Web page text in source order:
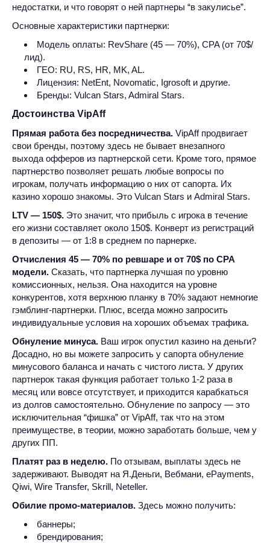
недостатки, и что говорят о ней партнеры “в закулисье”.
Основные характеристики партнерки:
Модель оплаты: RevShare (45 — 70%), СPA (от 70$/
лид).
ГЕО: RU, RS, HR, MK, AL.
Лицензия: NetEnt, Novomatic, Igrosoft и другие.
Бренды: Vulcan Stars, Admiral Stars.
Достоинства VipAff
Прямая работа без посредничества. VipAff продвигает
свои бренды, поэтому здесь не бывает внезапного
выхода офферов из партнерской сети. Кроме того, прямое
партнерство позволяет решать любые вопросы по
игрокам, получать информацию о них от сапорта. Их
казино хорошо знакомы. Это Vulcan Stars и Admiral Stars.
LTV — 150$. Это значит, что прибыль с игрока в течение
его жизни составляет около 150$. Конверт из регистраций
в депозиты — от 1:8 в среднем по парнерке.
Отчисления 45 — 70% по ревшаре и от 70$ по CPA
модели. Сказать, что партнерка лучшая по уровню
комиссионных, нельзя. Она находится на уровне
конкурентов, хотя верхнюю планку в 70% задают немногие
гэмблинг-партнерки. Плюс, всегда можно запросить
индивидуальные условия на хороших объемах трафика.
Обнуление минуса. Ваш игрок опустил казино на деньги?
Досадно, но вы можете запросить у сапорта обнуление
минусового баланса и начать с чистого листа. У других
партнерок такая функция работает только 1-2 раза в
месяц или вовсе отсутствует, и приходится карабкаться
из долгов самостоятельно. Обнуление по запросу — это
исключительная “фишка” от VipAff, так что на этом
преимуществе, в теории, можно заработать больше, чем у
других ПП.
Платят раз в неделю. По отзывам, выплаты здесь не
задерживают. Выводят на Я.Деньги, Вебмани, ePayments,
Qiwi, Wire Transfer, Skrill, Neteller.
Обилие промо-материалов. Здесь можно получить:
баннеры;
брендирования;